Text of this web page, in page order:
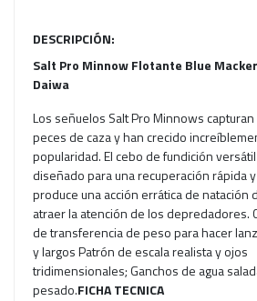
DESCRIPCIÓN:
Salt Pro Minnow Flotante Blue
Daiwa
Los señuelos Salt Pro Minnows
peces de caza y han crecido
popularidad. El cebo de fundición
diseñado para una recuperación rápida
produce una acción errática de natación
atraer la atención de los depredadores.
de transferencia de peso para hacer
y largos Patrón de escala realista y ojos
tridimensionales; Ganchos de agua
pesado.FICHA TECNICA